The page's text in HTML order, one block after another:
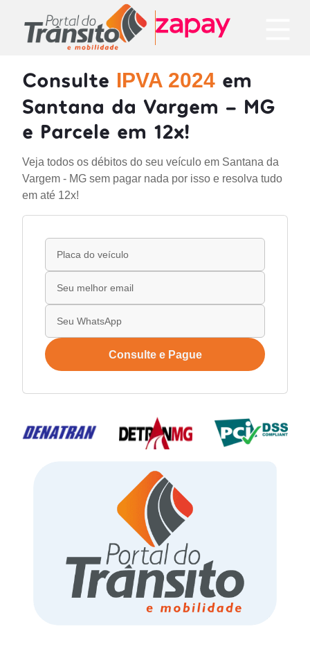
Consulte IPVA 2024 em
Santana da Vargem - MG
e Parcele em 12x!
Veja todos os débitos do seu veículo em Santana da
Vargem - MG sem pagar nada por isso e resolva tudo
em até 12x!
Consulte e Pague